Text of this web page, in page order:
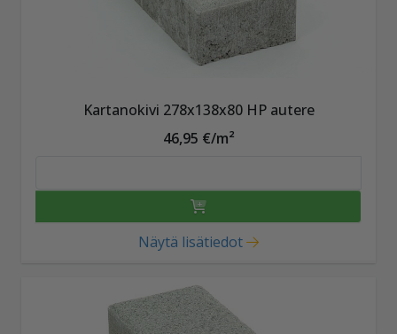
Kartanokivi 278x138x80 HP autere
46,95 €/m²
Näytä lisätiedot